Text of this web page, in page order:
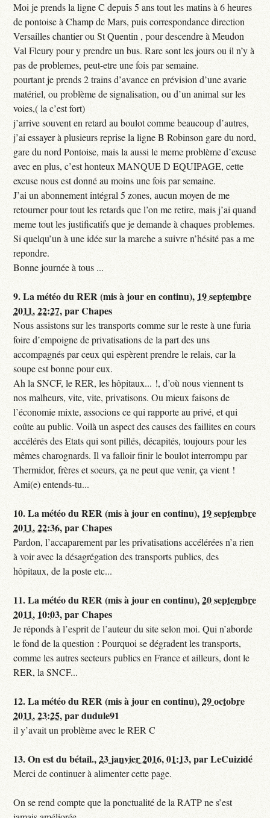
Moi je prends la ligne C depuis 5 ans tout les matins à 6 heures
de pontoise à Champ de Mars, puis correspondance direction
Versailles chantier ou St Quentin , pour descendre à Meudon
Val Fleury pour y prendre un bus. Rare sont les jours ou il n’y à
pas de problemes, peut-etre une fois par semaine.
pourtant je prends 2 trains d’avance en prévision d’une avarie
matériel, ou problème de signalisation, ou d’un animal sur les
voies,( la c’est fort)
j’arrive souvent en retard au boulot comme beaucoup d’autres,
j’ai essayer à plusieurs reprise la ligne B Robinson gare du nord,
gare du nord Pontoise, mais la aussi le meme problème d’excuse
avec en plus, c’est honteux MANQUE D EQUIPAGE, cette
excuse nous est donné au moins une fois par semaine.
J’ai un abonnement intégral 5 zones, aucun moyen de me
retourner pour tout les retards que l’on me retire, mais j’ai quand
meme tout les justificatifs que je demande à chaques problemes.
Si quelqu’un à une idée sur la marche a suivre n’hésité pas a me
repondre.
Bonne journée à tous ...
9.La météo du RER (mis à jour en continu), 19 septembre
2011, 22:27,parChapes
Nous assistons sur les transports comme sur le reste à une furia
foire d’empoigne de privatisations de la part des uns
accompagnés par ceux qui espèrent prendre le relais, car la
soupe est bonne pour eux.
Ah la SNCF, le RER, les hôpitaux... !, d’où nous viennent ts
nos malheurs, vite, vite, privatisons. Ou mieux faisons de
l’économie mixte, associons ce qui rapporte au privé, et qui
coûte au public. Voilà un aspect des causes des faillites en cours
accélérés des Etats qui sont pillés, décapités, toujours pour les
mêmes charognards. Il va falloir finir le boulot interrompu par
Thermidor, frères et soeurs, ça ne peut que venir, ça vient !
Ami(e) entends-tu...
10.La météo du RER (mis à jour en continu), 19 septembre
2011, 22:36,parChapes
Pardon, l’accaparement par les privatisations accélérées n’a rien
à voir avec la désagrégation des transports publics, des
hôpitaux, de la poste etc...
11.La météo du RER (mis à jour en continu),20 septembre
2011, 10:03,parChapes
Je réponds à l’esprit de l’auteur du site selon moi. Qui n’aborde
le fond de la question : Pourquoi se dégradent les transports,
comme les autres secteurs publics en France et ailleurs, dont le
RER, la SNCF...
12.La météo du RER (mis à jour en continu),29 octobre
2011, 23:25,pardudule91
il y’avait un problème avec le RER C
13.On est du bétail.,23 janvier 2016, 01:13,parLeCuizidé
Merci de continuer à alimenter cette page.
On se rend compte que la ponctualité de la RATP ne s’est